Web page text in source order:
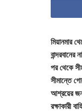
মিয়ানমার
পর থেকে
সীমান্তে
আশ্রয়ের
রক্ষাকারী